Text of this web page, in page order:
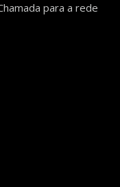
para a rede